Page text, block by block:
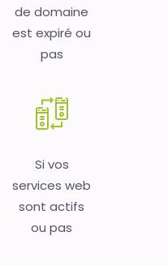
de domaine
est expiré ou
pas
Si vos
services web
sont actifs
ou pas